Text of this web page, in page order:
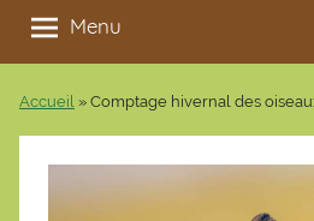
la
proximité
Menu
Accueil » Comptage hivernal des